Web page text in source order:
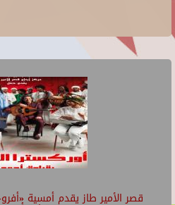
قصر الأمير طاز يقدم أمسية